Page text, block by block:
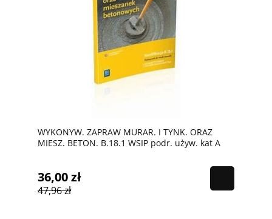
WYKONYW. ZAPRAW MURAR. I TYNK. ORAZ
MIESZ. BETON. B.18.1 WSIP podr. używ. kat A
36,00 zł
47,96 zł